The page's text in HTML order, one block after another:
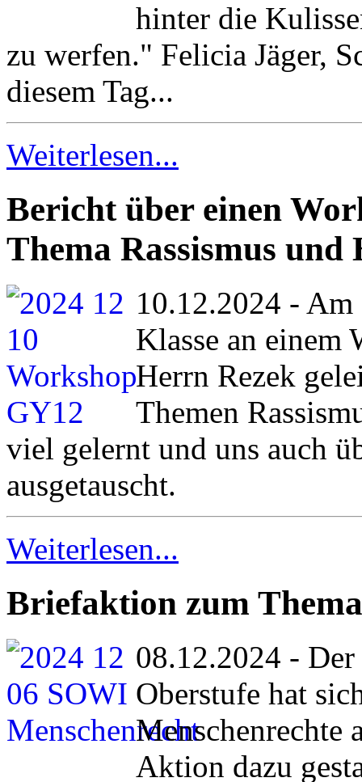
hinter die
zu werfen." Felicia Jäger,
diesem Tag...
Weiterlesen...
Bericht über einen
Thema Rassismus und
10.12.2024 -
Klasse an einem
Herrn Rezek
Themen
viel gelernt und uns auch
ausgetauscht.
Weiterlesen...
Briefaktion zum
08.12.2024 -
Oberstufe hat
Menschenrechte
Aktion dazu